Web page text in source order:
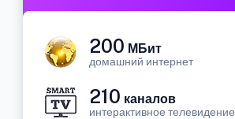
200 МБит
домашний интернет
210 каналов
интерактивное телевидение